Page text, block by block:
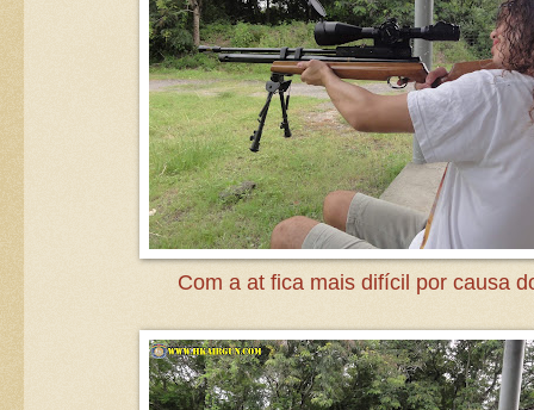
Com a at fica mais difícil por causa